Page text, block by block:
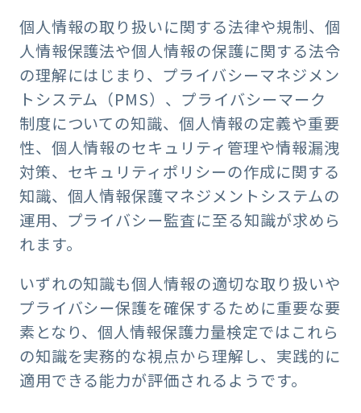
個人情報の取り扱いに関する法律や規制、個
人情報保護法や個人情報の保護に関する法令
の理解にはじまり、プライバシーマネジメン
トシステム（PMS）、プライバシーマーク
制度についての知識、個人情報の定義や重要
性、個人情報のセキュリティ管理や情報漏洩
対策、セキュリティポリシーの作成に関する
知識、個人情報保護マネジメントシステムの
運用、プライバシー監査に至る知識が求めら
れます。
いずれの知識も個人情報の適切な取り扱いや
プライバシー保護を確保するために重要な要
素となり、個人情報保護力量検定ではこれら
の知識を実務的な視点から理解し、実践的に
適用できる能力が評価されるようです。